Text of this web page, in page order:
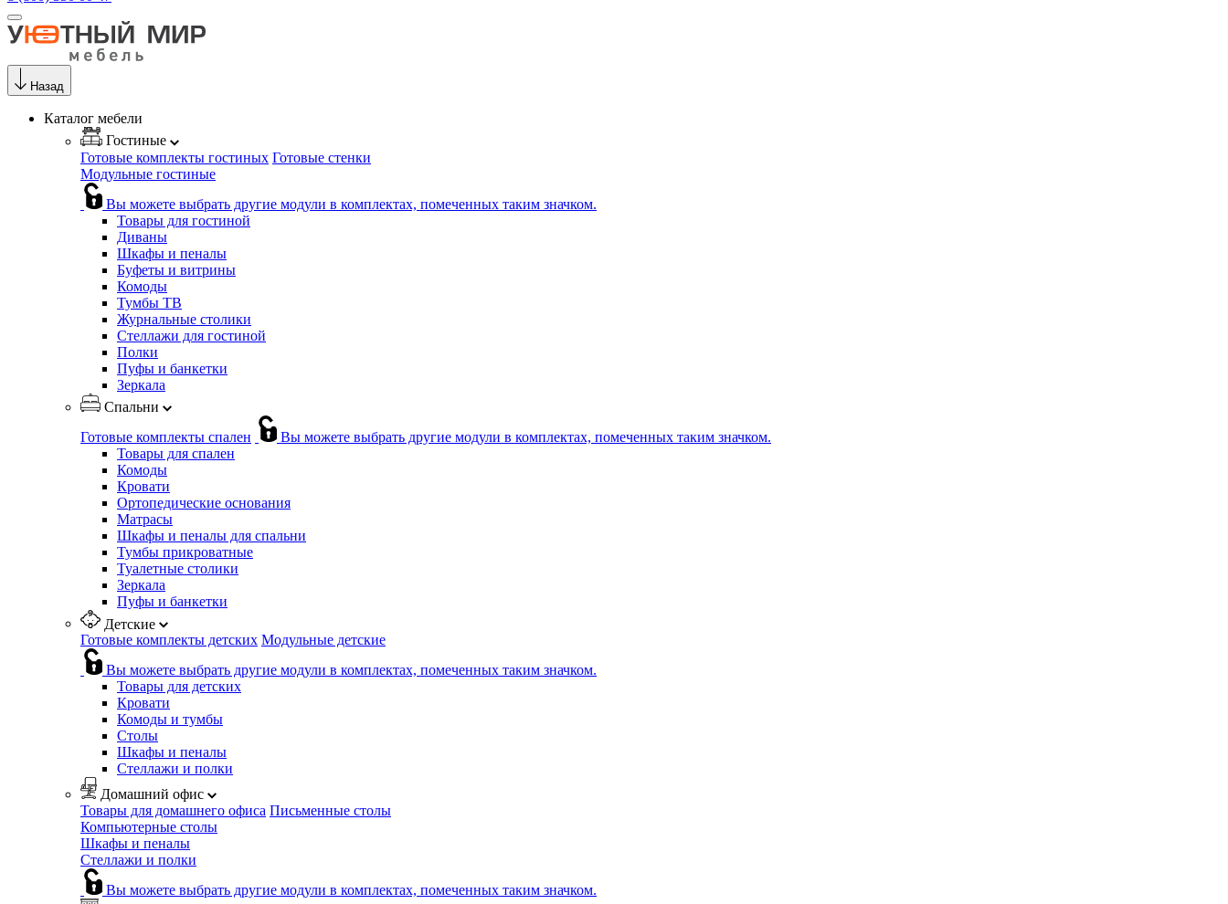
Назад
Каталог мебели
Гостиные
Готовые комплекты гостиных Готовые стенки
Модульные гостиные
Вы можете выбрать другие модули в комплектах, помеченных таким значком.
Товары для гостиной
Диваны
Шкафы и пеналы
Буфеты и витрины
Комоды
Тумбы ТВ
Журнальные столики
Стеллажи для гостиной
Полки
Пуфы и банкетки
Зеркала
Спальни
Готовые комплекты спален
Вы можете выбрать другие модули в комплектах, помеченных таким значком.
Товары для спален
Комоды
Кровати
Ортопедические основания
Матрасы
Шкафы и пеналы для спальни
Тумбы прикроватные
Туалетные столики
Зеркала
Пуфы и банкетки
Детские
Готовые комплекты детских Модульные детские
Вы можете выбрать другие модули в комплектах, помеченных таким значком.
Товары для детских
Кровати
Комоды и тумбы
Столы
Шкафы и пеналы
Стеллажи и полки
Домашний офис
Товары для домашнего офиса Письменные столы
Компьютерные столы
Шкафы и пеналы
Стеллажи и полки
Вы можете выбрать другие модули в комплектах, помеченных таким значком.